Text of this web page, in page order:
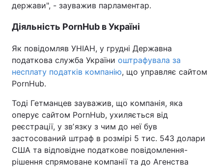
держави", - зауважив парламентар.
Діяльність PornHub в Україні
Як повідомляв УНІАН, у грудні Державна
податкова служба України оштрафувала за
несплату податків компанію, що управляє сайтом
PornHub.
Тоді Гетманцев зауважив, що компанія, яка
оперує сайтом PornHub, ухиляється від
реєстрації, у звʼязку з чим до неї був
застосований штраф в розмірі 5 тис. 543 долари
США та відповідне податкове повідомлення-
рішення спрямоване компанії та до Агенства